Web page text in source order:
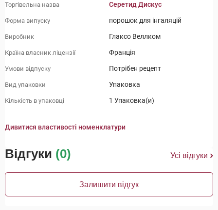
Торгівельна назва Серетид Дискус
Форма випуску порошок для інгаляцій
Виробник Глаксо Веллком
Країна власник ліцензії Франція
Умови відпуску Потрібен рецепт
Вид упаковки Упаковка
Кількість в упаковці 1 Упаковка(и)
Дивитися властивості номенклатури
Відгуки (0) Усі відгуки
Залишити відгук